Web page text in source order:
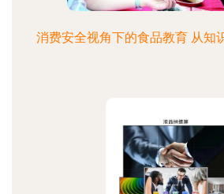
消费安全视角下的食品教育 从知